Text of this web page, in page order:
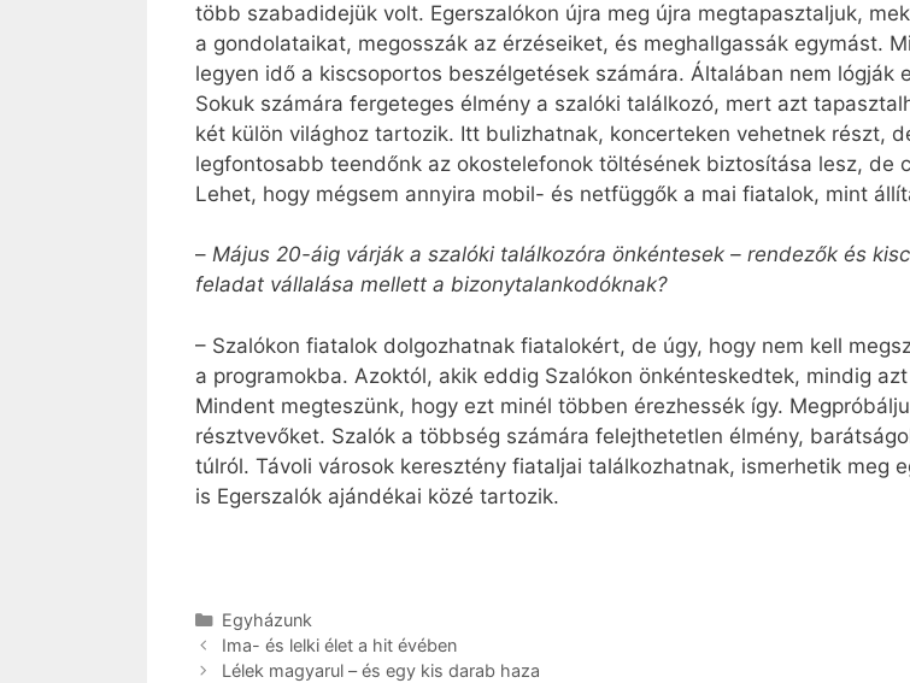
több szabadidejük volt. Egerszalókon újra meg újra megtapasztaljuk,
a gondolataikat, megosszák az érzéseiket, és meghallgassák egymást.
legyen idő a kiscsoportos beszélgetések számára. Általában nem
Sokuk számára fergeteges élmény a szalóki találkozó, mert azt
két külön világhoz tartozik. Itt bulizhatnak, koncerteken vehetnek részt,
legfontosabb teendőnk az okostelefonok töltésének biztosítása lesz, de
Lehet, hogy mégsem annyira mobil- és netfüggők a mai fiatalok, mint
– Május 20-áig várják a szalóki találkozóra önkéntesek – rendezők és
feladat vállalása mellett a bizonytalankodóknak?
– Szalókon fiatalok dolgozhatnak fiatalokért, de úgy, hogy nem kell
a programokba. Azoktól, akik eddig Szalókon önkénteskedtek, mindig
Mindent megteszünk, hogy ezt minél többen érezhessék így.
résztvevőket. Szalók a többség számára felejthetetlen élmény,
túlról. Távoli városok keresztény fiataljai találkozhatnak, ismerhetik meg
is Egerszalók ajándékai közé tartozik.
Kategória
Egyházunk
Ima- és lelki élet a hit évében
Lélek magyarul – és egy kis darab haza